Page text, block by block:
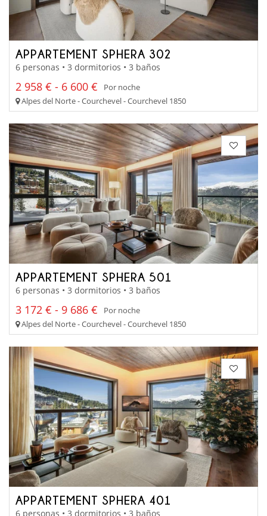
APPARTEMENT SPHERA 302
6 personas • 3 dormitorios • 3 baños
2 958 € - 6 600 €
Por noche
Alpes del Norte - Courchevel - Courchevel 1850
APPARTEMENT SPHERA 501
6 personas • 3 dormitorios • 3 baños
3 172 € - 9 686 €
Por noche
Alpes del Norte - Courchevel - Courchevel 1850
APPARTEMENT SPHERA 401
6 personas • 3 dormitorios • 3 baños